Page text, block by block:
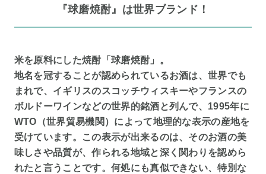
『球磨焼酎』は世界ブランド！
米を原料にした焼酎「球磨焼酎」。
地名を冠することが認められているお酒は、世界でも
まれで、イギリスのスコッチウィスキーやフランスの
ボルドーワインなどの世界的銘酒と列んで、1995年に
WTO（世界貿易機関）によって地理的な表示の産地を
受けています。この表示が出来るのは、そのお酒の美
味しさや品質が、作られる地域と深く関わりを認めら
れたと言うことです。何処にも真似できない、特別な